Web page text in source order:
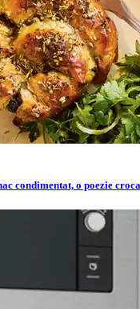
condimentat, o poezie